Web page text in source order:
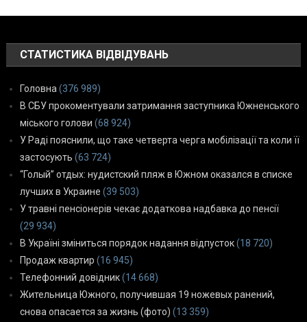
СТАТИСТИКА ВІДВІДУВАНЬ
Головна (376 989)
В СБУ прокоментували затримання заступника Южненського
міського голови (68 924)
У Раді пояснили, що таке четверта черга мобілізації та коли її
застосують (63 724)
“Голый” отдых: нудистский пляж в Южном оказался в списке
лучших в Украине (39 503)
У травні пенсіонерів чекає додаткова надбавка до пенсії
(29 934)
В Україні зміниться порядок надання відпусток(18 720)
Продаж квартир (16 945)
Телефонний довідник(14 668)
Жительница Южного, получившая 19 ножевых ранений,
снова опасается за жизнь (фото) (13 359)